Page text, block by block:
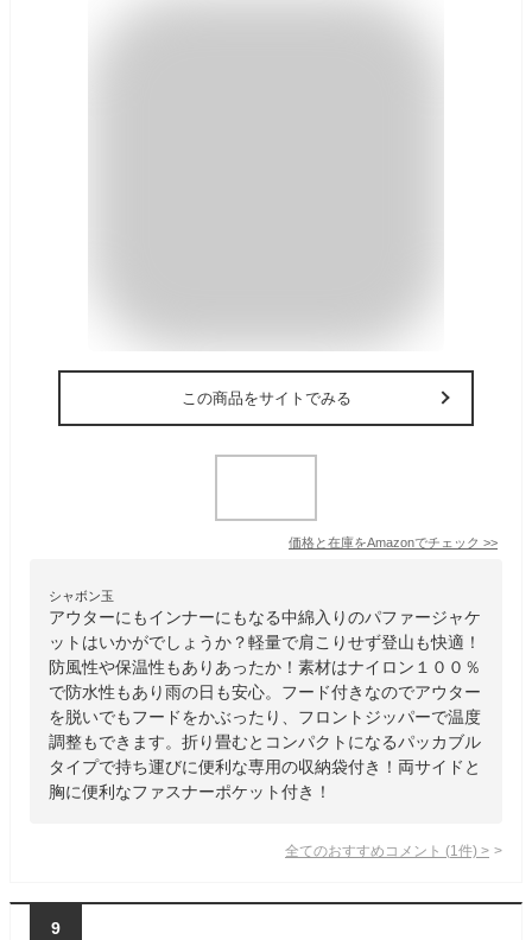
この商品をサイトでみる
価格と在庫をAmazonでチェック >>
シャボン玉
アウターにもインナーにもなる中綿入りのパファージャケ
ットはいかがでしょうか？軽量で肩こりせず登山も快適！
防風性や保温性もありあったか！素材はナイロン１００％
で防水性もあり雨の日も安心。フード付きなのでアウター
を脱いでもフードをかぶったり、フロントジッパーで温度
調整もできます。折り畳むとコンパクトになるパッカブル
タイプで持ち運びに便利な専用の収納袋付き！両サイドと
胸に便利なファスナーポケット付き！
全てのおすすめコメント (1 件) >
9